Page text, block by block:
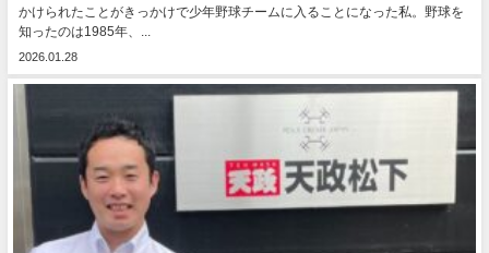
かけられたことがきっかけで少年野球チームに入ることになった私。野球を
知ったのは1985年、...
2026.01.28